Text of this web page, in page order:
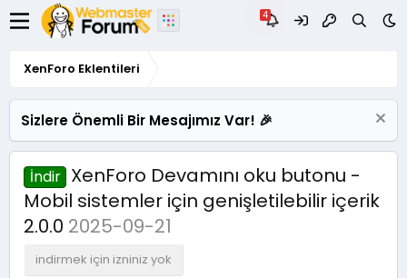
XenForo Eklentileri
Sizlere Önemli Bir Mesajımız Var! 🎉
İndir XenForo Devamını oku butonu -
Mobil sistemler için genişletilebilir içerik
2.0.0 2025-09-21
indirmek için izniniz yok